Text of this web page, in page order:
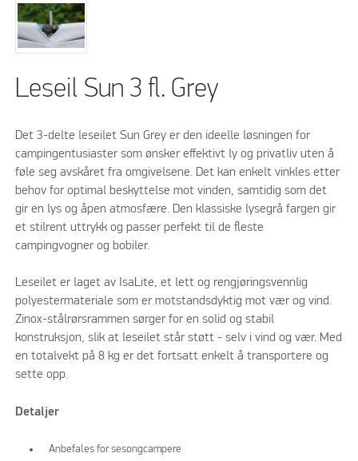
Leseil Sun 3 fl. Grey
Det 3-delte leseilet Sun Grey er den ideelle løsningen for
campingentusiaster som ønsker effektivt ly og privatliv uten å
føle seg avskåret fra omgivelsene. Det kan enkelt vinkles etter
behov for optimal beskyttelse mot vinden, samtidig som det
gir en lys og åpen atmosfære. Den klassiske lysegrå fargen gir
et stilrent uttrykk og passer perfekt til de fleste
campingvogner og bobiler.
Leseilet er laget av IsaLite, et lett og rengjøringsvennlig
polyestermateriale som er motstandsdyktig mot vær og vind.
Zinox-stålrørsrammen sørger for en solid og stabil
konstruksjon, slik at leseilet står støtt - selv i vind og vær. Med
en totalvekt på 8 kg er det fortsatt enkelt å transportere og
sette opp.
Detaljer
Anbefales for sesongcampere